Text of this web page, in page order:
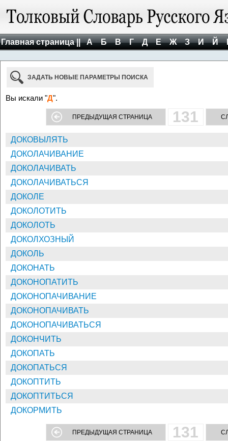
Главная страница || А Б В Г Д Е Ж З И Й
ЗАДАТЬ НОВЫЕ ПАРАМЕТРЫ ПОИСКА
Вы искали "Д".
ПРЕДЫДУЩАЯ СТРАНИЦА 131
ДОКОВЫЛЯТЬ
ДОКОЛАЧИВАНИЕ
ДОКОЛАЧИВАТЬ
ДОКОЛАЧИВАТЬСЯ
ДОКОЛЕ
ДОКОЛОТИТЬ
ДОКОЛОТЬ
ДОКОЛХОЗНЫЙ
ДОКОЛЬ
ДОКОНАТЬ
ДОКОНОПАТИТЬ
ДОКОНОПАЧИВАНИЕ
ДОКОНОПАЧИВАТЬ
ДОКОНОПАЧИВАТЬСЯ
ДОКОНЧИТЬ
ДОКОПАТЬ
ДОКОПАТЬСЯ
ДОКОПТИТЬ
ДОКОПТИТЬСЯ
ДОКОРМИТЬ
ПРЕДЫДУЩАЯ СТРАНИЦА 131